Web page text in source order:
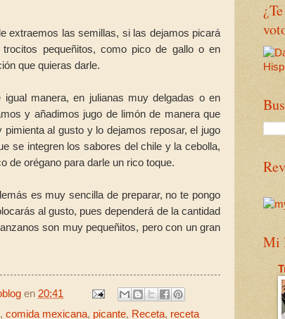
extraemos las semillas, si las dejamos picará
pequeñitos, como pico de gallo o en
que quieras darle.
manera, en julianas muy delgadas o en
y añadimos jugo de limón de manera que
al gusto y lo dejamos reposar, el jugo
se integren los sabores del chile y la cebolla,
de orégano para darle un rico toque.
es muy sencilla de preparar, no te pongo
al gusto, pues dependerá de la cantidad
son muy pequeñitos, pero con un gran
en 20:41
, comida mexicana, picante, Receta, receta
Mi